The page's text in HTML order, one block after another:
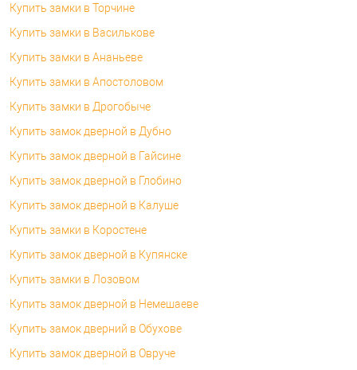
Купить замки в Торчине
Купить замки в Василькове
Купить замки в Ананьеве
Купить замки в Апостоловом
Купить замки в Дрогобыче
Купить замок дверной в Дубно
Купить замок дверной в Гайсине
Купить замок дверной в Глобино
Купить замок дверной в Калуше
Купить замки в Коростене
Купить замок дверной в Купянске
Купить замки в Лозовом
Купить замок дверной в Немешаеве
Купить замок дверний в Обухове
Купить замок дверной в Овруче